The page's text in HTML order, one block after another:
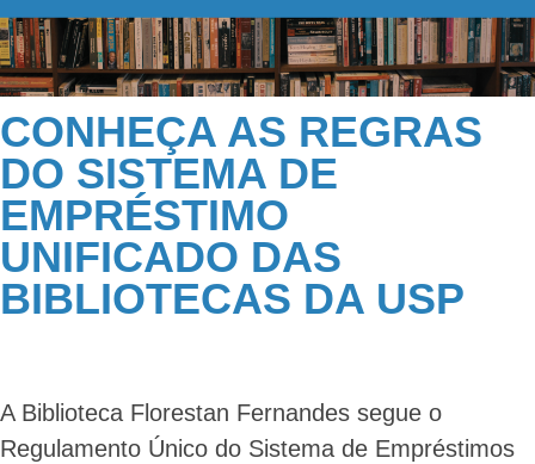
CONHEÇA AS REGRAS
DO SISTEMA DE
EMPRÉSTIMO
UNIFICADO DAS
BIBLIOTECAS DA USP
A Biblioteca Florestan Fernandes segue o
Regulamento Único do Sistema de Empréstimos